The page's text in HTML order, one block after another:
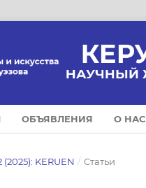
ОБЪЯВЛЕНИЯ О НАС
KERUEN / Статьи